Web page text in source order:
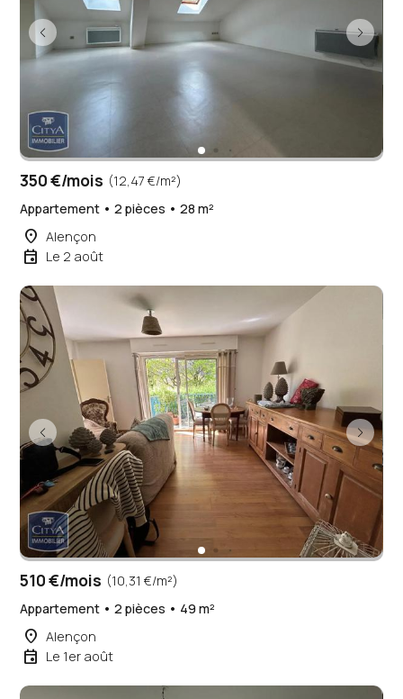
350 €/mois (12,47 €/m²)
Appartement • 2 pièces • 28 m²
place Alençon
event Le 2 août
510 €/mois (10,31 €/m²)
Appartement • 2 pièces • 49 m²
place Alençon
event Le 1er août